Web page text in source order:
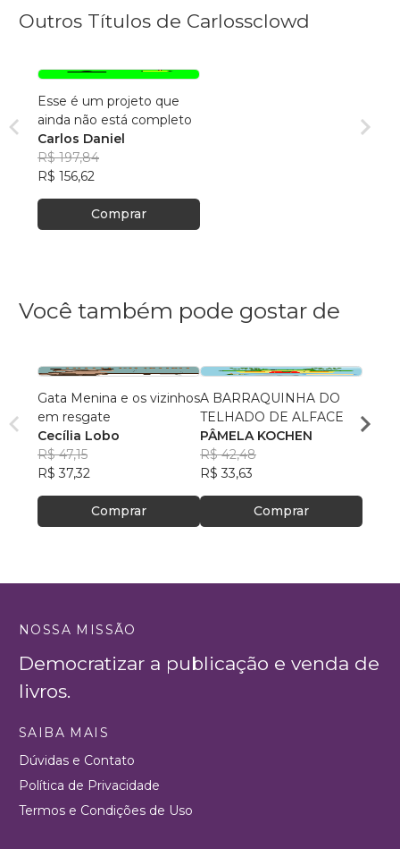
Outros Títulos de Carlossclowd
Esse é um projeto que
ainda não está completo
Carlos Daniel
R$ 197,84
R$ 156,62
Comprar
Você também pode gostar de
Gata Menina e os vizinhos
em resgate
Cecília Lobo
R$ 47,15
R$ 37,32
Comprar
A BARRAQUINHA DO
TELHADO DE ALFACE
PÂMELA KOCHEN
R$ 42,48
R$ 33,63
Comprar
R$
NOSSA MISSÃO
Democratizar a publicação e venda de
livros.
SAIBA MAIS
Dúvidas e Contato
Política de Privacidade
Termos e Condições de Uso